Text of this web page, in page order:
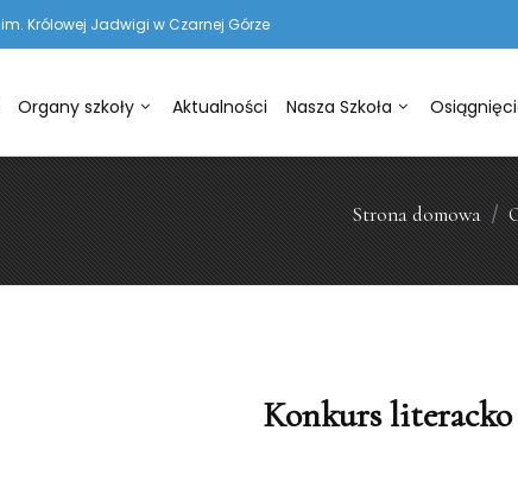
Królowej Jadwigi w Czarnej Górze
Organy szkoły Aktualności Nasza Szkoła
Strona domowa
Konkurs